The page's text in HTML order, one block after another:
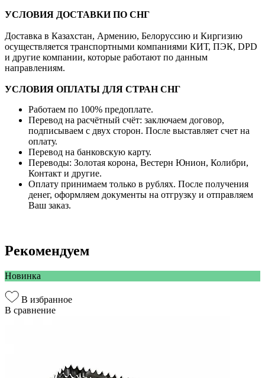
УСЛОВИЯ ДОСТАВКИ ПО СНГ
Доставка в Казахстан, Армению, Белоруссию и Киргизию
осуществляется транспортными компаниями КИТ, ПЭК, DPD
и другие компании, которые работают по данным
направлениям.
УСЛОВИЯ ОПЛАТЫ ДЛЯ СТРАН СНГ
Работаем по 100% предоплате.
Перевод на расчётный счёт: заключаем договор,
подписываем с двух сторон. После выставляет счет на
оплату.
Перевод на банковскую карту.
Переводы: Золотая корона, Вестерн Юнион, Колибри,
Контакт и другие.
Оплату принимаем только в рублях. После получения
денег, оформляем документы на отгрузку и отправляем
Ваш заказ.
Рекомендуем
Новинка
В избранное
В сравнение